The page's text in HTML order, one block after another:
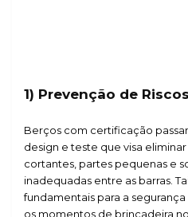
1) Prevenção de
Berços com certificação
design e teste que visa
cortantes, partes pequenas e
inadequadas entre as barras.
fundamentais para a
os momentos de brincadeira